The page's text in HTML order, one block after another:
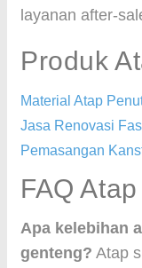
layanan after-
Produk
Material Atap
Jasa Renovasi
Pemasangan
FAQ
Apa kelebihan
genteng? Atap